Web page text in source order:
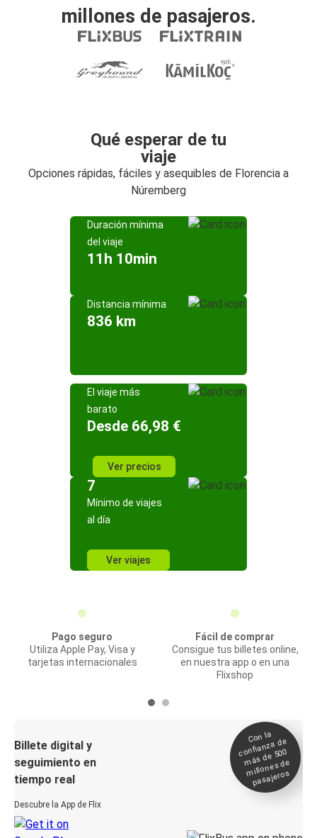
millones de pasajeros.
Qué esperar de tu
viaje
Opciones rápidas, fáciles y asequibles de Florencia a
Núremberg
Duración mínima
del viaje
11h 10min
Distancia mínima
836 km
El viaje más
barato
Desde 66,98 €
Ver precios
7
Mínimo de viajes
al día
Ver viajes
Pago seguro
Utiliza Apple Pay, Visa y
tarjetas internacionales
Fácil de comprar
Consigue tus billetes online,
en nuestra app o en una
Flixshop
Billete digital y
seguimiento en
tiempo real
Descubre la App de Flix
Con la
confianza de
más de 500
millones de
pasajeros